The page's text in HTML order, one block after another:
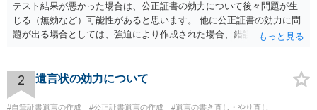
もらえることもあります。
テスト結果が悪かった場合は、公正証書の効力について後々問題が生
じる（無効など）可能性があると思います。 他に公正証書の効力に問
題が出る場合としては、強迫により作成された場合、錯誤（勘違い）
すが、弁護士に作成を依頼する場合は、１０～数十万円程度になるケ
ースが多いと思います。 報酬体系は、弁護士ごとに異なりますので一
律の基準はありません。
2 遺言状の効力について
#自筆証書遺言の作成 #公正証書遺言の作成 #遺言の書き直し・やり直し